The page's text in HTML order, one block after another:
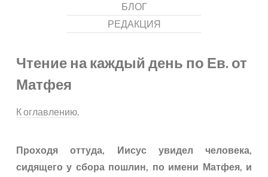
БЛОГ
РЕДАКЦИЯ
Чтение на каждый день по Ев. от
Матфея
К оглавлению.
Проходя оттуда, Иисус увидел человека,
сидящего у сбора пошлин, по имени Матфея, и